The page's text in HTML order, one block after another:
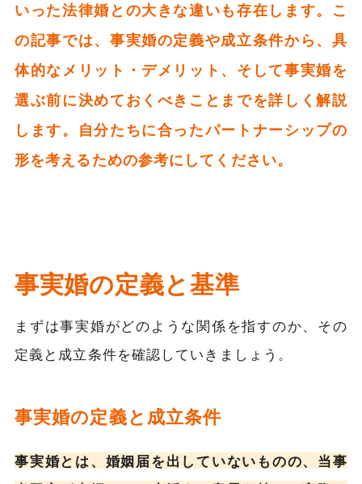
いった法律婚との大きな違いも存在します。こ
の記事では、事実婚の定義や成立条件から、具
体的なメリット・デメリット、そして事実婚を
選ぶ前に決めておくべきことまでを詳しく解説
します。自分たちに合ったパートナーシップの
形を考えるための参考にしてください。
事実婚の定義と基準
まずは事実婚がどのような関係を指すのか、その
定義と成立条件を確認していきましょう。
事実婚の定義と成立条件
事実婚とは、婚姻届を出していないものの、当事